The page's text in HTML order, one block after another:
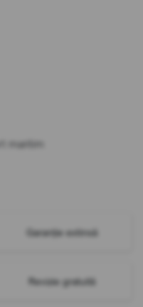
maritim
Garanție extinsă
Revizie gratuită